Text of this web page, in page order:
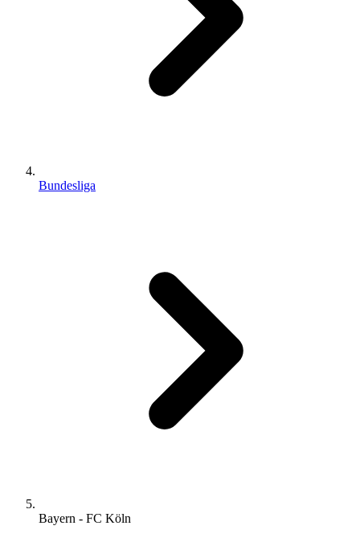
Bundesliga
Bayern - FC Köln